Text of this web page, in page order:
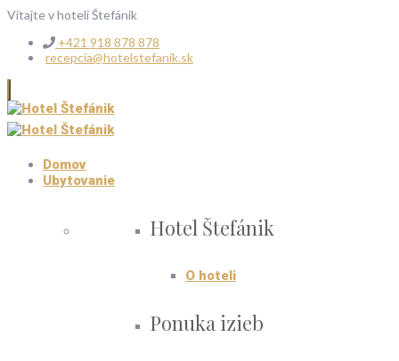
Vitajte v hoteli Štefánik
+421 918 878 878
recepcia@hotelstefanik.sk
Domov
Ubytovanie
Hotel Štefánik
O hoteli
Ponuka izieb